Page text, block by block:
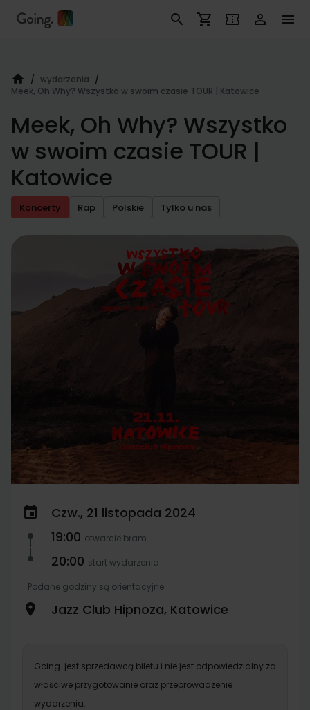
/ wydarzenia /
Meek, Oh Why? Wszystko w swoim czasie TOUR | Katowice
Meek, Oh Why? Wszystko
w swoim czasie TOUR |
Katowice
Koncerty Rap Polskie Tylko u nas
Czw., 21 listopada 2024
19:00 otwarcie bram
20:00 start wydarzenia
Podane godziny są orientacyjne
Jazz Club Hipnoza, Katowice
Going. jest sprzedawcą biletu i nie jest odpowiedzialny za
właściwe przygotowanie oraz przeprowadzenie
wydarzenia.